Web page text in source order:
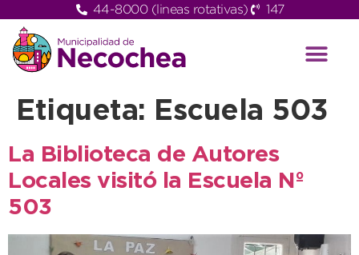
44-8000 (lineas rotativas) 147
Etiqueta: Escuela 503
La Biblioteca de Autores
Locales visitó la Escuela Nº
503